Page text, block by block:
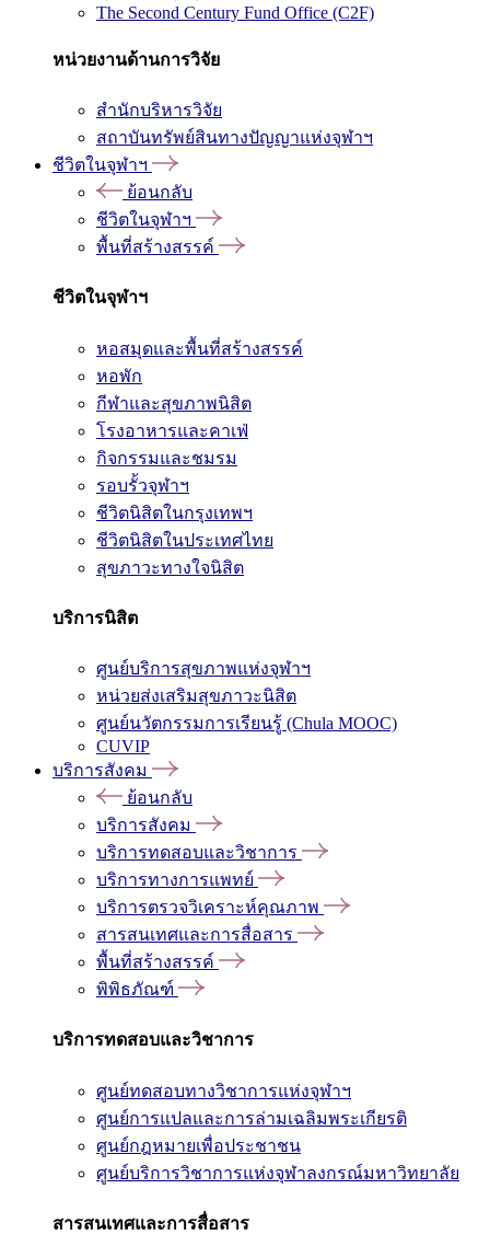
The Second Century Fund Office (C2F)
หน่วยงานด้านการวิจัย
สำนักบริหารวิจัย
สถาบันทรัพย์สินทางปัญญาแห่งจุฬาฯ
ชีวิตในจุฬาฯ
ย้อนกลับ
ชีวิตในจุฬาฯ
พื้นที่สร้างสรรค์
ชีวิตในจุฬาฯ
หอสมุดและพื้นที่สร้างสรรค์
หอพัก
กีฬาและสุขภาพนิสิต
โรงอาหารและคาเฟ่
กิจกรรมและชมรม
รอบรั้วจุฬาฯ
ชีวิตนิสิตในกรุงเทพฯ
ชีวิตนิสิตในประเทศไทย
สุขภาวะทางใจนิสิต
บริการนิสิต
ศูนย์บริการสุขภาพแห่งจุฬาฯ
หน่วยส่งเสริมสุขภาวะนิสิต
ศูนย์นวัตกรรมการเรียนรู้ (Chula MOOC)
CUVIP
บริการสังคม
ย้อนกลับ
บริการสังคม
บริการทดสอบและวิชาการ
บริการทางการแพทย์
บริการตรวจวิเคราะห์คุณภาพ
สารสนเทศและการสื่อสาร
พื้นที่สร้างสรรค์
พิพิธภัณฑ์
บริการทดสอบและวิชาการ
ศูนย์ทดสอบทางวิชาการแห่งจุฬาฯ
ศูนย์การแปลและการล่ามเฉลิมพระเกียรติ
ศูนย์กฎหมายเพื่อประชาชน
ศูนย์บริการวิชาการแห่งจุฬาลงกรณ์มหาวิทยาลัย
สารสนเทศและการสื่อสาร